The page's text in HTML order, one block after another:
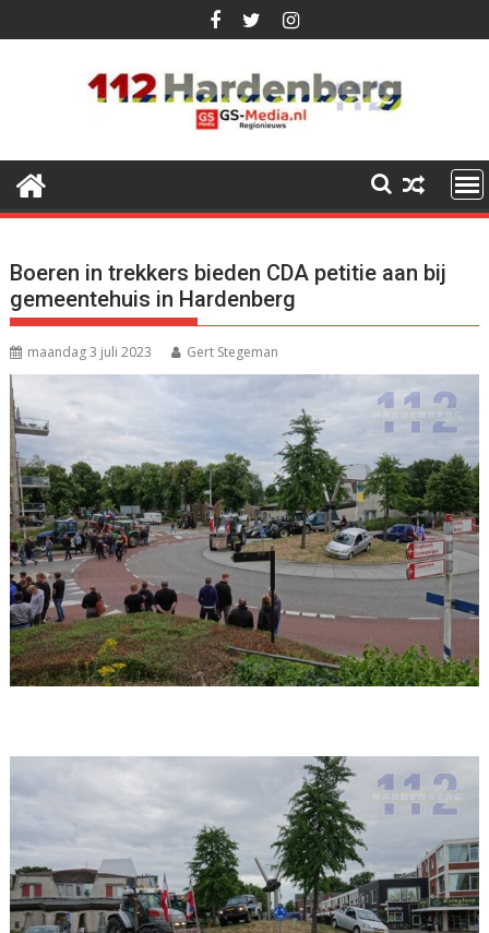
naar
Boeren in trekkers bieden CDA petitie aan bij
gemeentehuis in Hardenberg
maandag 3 juli 2023 Gert Stegeman